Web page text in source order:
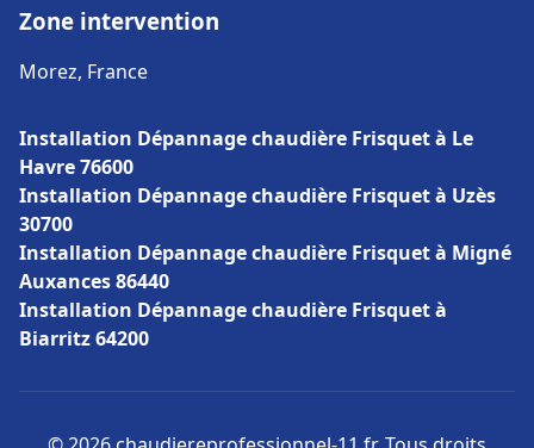
Zone intervention
Morez, France
Installation Dépannage chaudière Frisquet à Le
Havre 76600
Installation Dépannage chaudière Frisquet à Uzès
30700
Installation Dépannage chaudière Frisquet à Migné
Auxances 86440
Installation Dépannage chaudière Frisquet à
Biarritz 64200